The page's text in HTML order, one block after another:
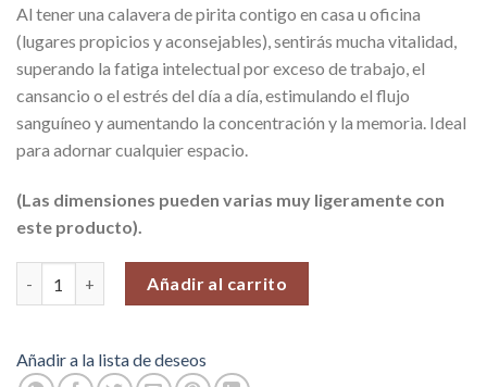
Al tener una calavera de pirita contigo en casa u oficina
(lugares propicios y aconsejables), sentirás mucha vitalidad,
superando la fatiga intelectual por exceso de trabajo, el
cansancio o el estrés del día a día, estimulando el flujo
sanguíneo y aumentando la concentración y la memoria. Ideal
para adornar cualquier espacio.
(Las dimensiones pueden varias muy ligeramente con
este producto).
Añadir al carrito
Añadir a la lista de deseos